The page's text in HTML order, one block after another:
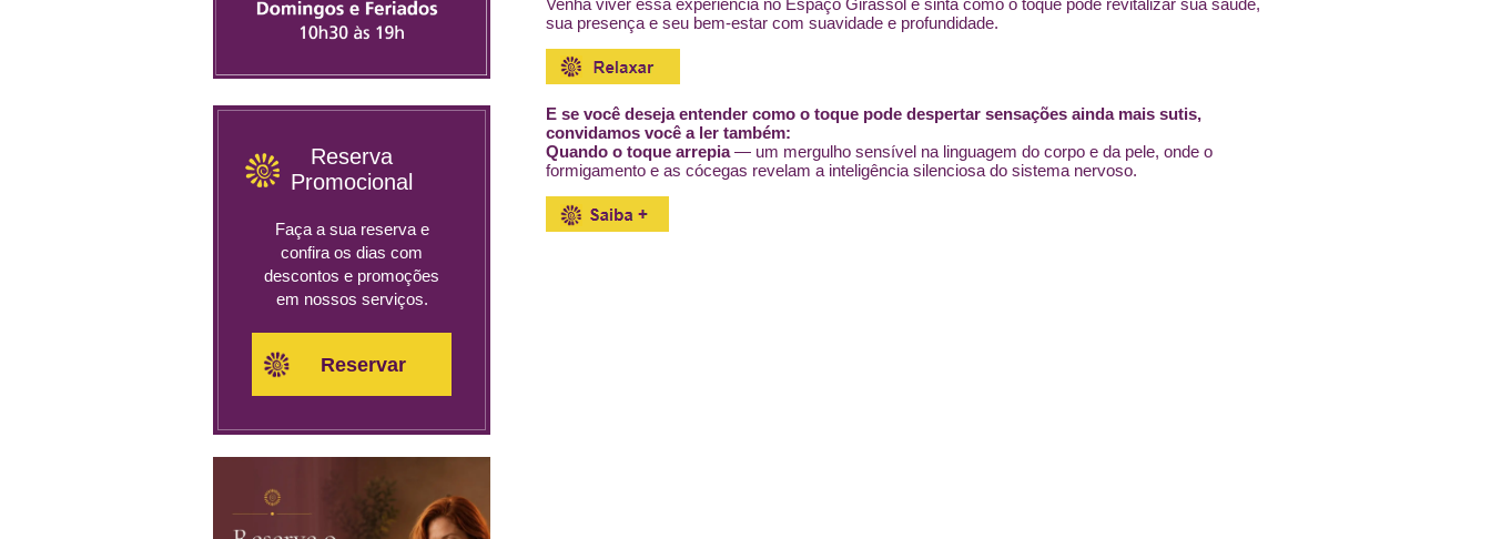
sua presença e seu bem-estar com suavidade e profundidade.
E se você deseja entender como o toque pode despertar sensações ainda mais sutis,
convidamos você a ler também:
Quando o toque arrepia— um mergulho sensível na linguagem do corpo e da pele, onde o
formigamento e as cócegas revelam a inteligência silenciosa do sistema nervoso.
Reserva
Promocional
Faça a sua reserva e
confira os dias com
descontos e promoções
em nossos serviços.
Reservar